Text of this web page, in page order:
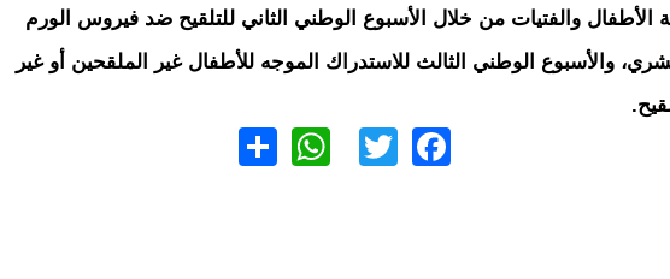
الأطفال والفتيات من خلال الأسبوع الوطني الثاني للتلقيح ضد فيروس الورم
والأسبوع الوطني الثالث للاستدراك الموجه للأطفال غير الملقحين أو غير
Facebook
Twitter
WhatsApp